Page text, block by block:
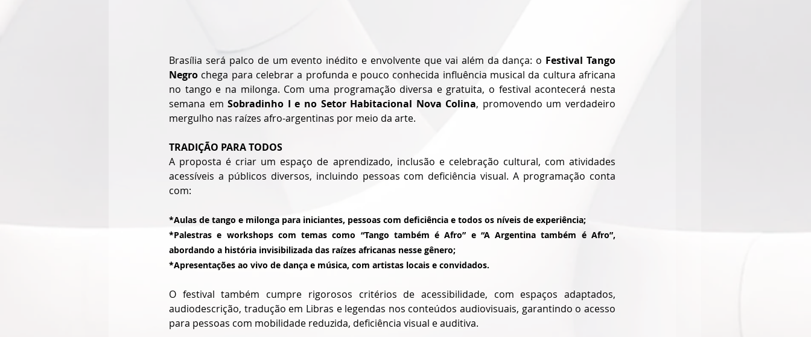
Brasília será palco de um evento inédito e envolvente que vai além da dança: o Festival Tango
Negro chega para celebrar a profunda e pouco conhecida influência musical da cultura africana
no tango e na milonga. Com uma programação diversa e gratuita, o festival acontecerá nesta
semana em Sobradinho I e no Setor Habitacional Nova Colina, promovendo um verdadeiro
mergulho nas raízes afro-argentinas por meio da arte.
TRADIÇÃO PARA TODOS
A proposta é criar um espaço de aprendizado, inclusão e celebração cultural, com atividades
acessíveis a públicos diversos, incluindo pessoas com deficiência visual. A programação conta
com:
*Aulas de tango e milonga para iniciantes, pessoas com deficiência e todos os níveis de experiência;
*Palestras e workshops com temas como “Tango também é Afro” e “A Argentina também é Afro”,
abordando a história invisibilizada das raízes africanas nesse gênero;
*Apresentações ao vivo de dança e música, com artistas locais e convidados.
O festival também cumpre rigorosos critérios de acessibilidade, com espaços adaptados,
audiodescrição, tradução em Libras e legendas nos conteúdos audiovisuais, garantindo o acesso
para pessoas com mobilidade reduzida, deficiência visual e auditiva.